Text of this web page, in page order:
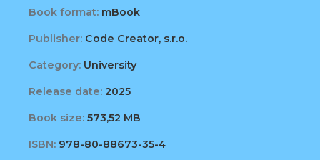
Book format: mBook
Publisher: Code Creator, s.r.o.
Category: University
Release date: 2025
Book size: 573,52 MB
ISBN: 978-80-88673-35-4